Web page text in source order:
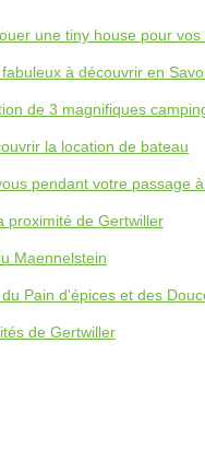
une tiny house pour
à découvrir en
de 3 magnifiques
la location de bateau
pendant votre passage
proximité de Gertwiller
Maennelstein
Pain d'épices et des
de Gertwiller